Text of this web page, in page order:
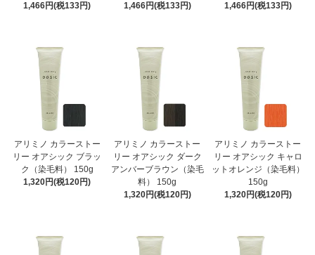
1,466円(税133円)
1,466円(税133円)
1,466円(税133円)
アリミノ カラーストー
リー オアシック ブラッ
ク（染毛料） 150g
1,320円(税120円)
アリミノ カラーストー
リー オアシック ダーク
アンバーブラウン（染毛
料） 150g
1,320円(税120円)
アリミノ カラーストー
リー オアシック キャロ
ットオレンジ（染毛料）
150g
1,320円(税120円)